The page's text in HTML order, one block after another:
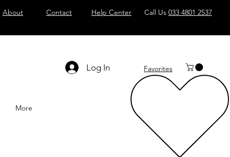
About Contact Help Center Call Us 033 4801 2537
Log In Favorites
More